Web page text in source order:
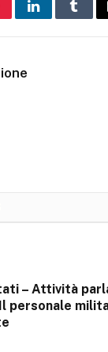
LinkedIn
– Attività
personale